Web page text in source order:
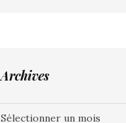
Archives